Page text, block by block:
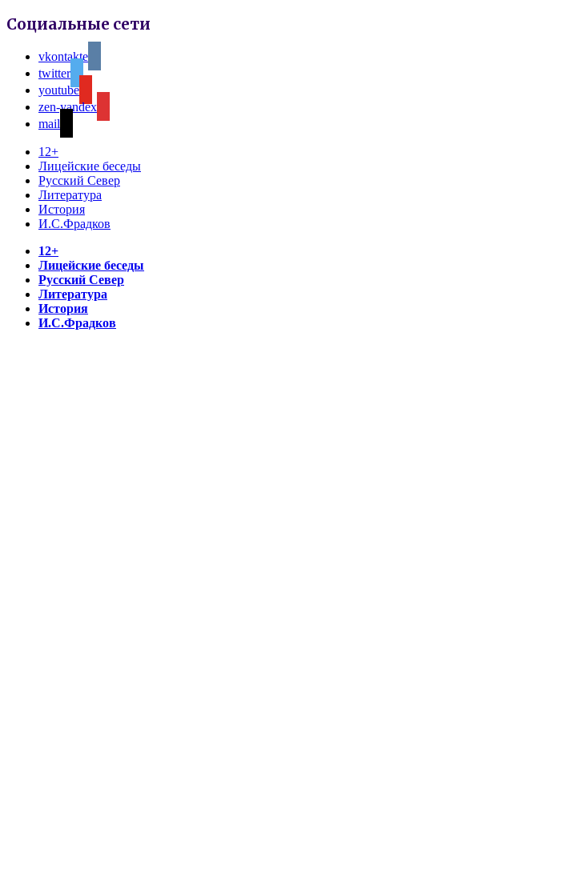
Социальные сети
vkontakte
twitter
youtube
zen-yandex
mail
12+
Лицейские беседы
Русский Север
Литература
История
И.С.Фрадков
12+
Лицейские беседы
Русский Север
Литература
История
И.С.Фрадков